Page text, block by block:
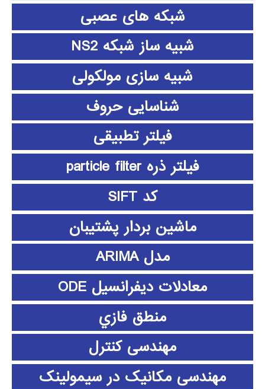
شبکه های عصبی
شبیه ساز شبکه NS2
شبیه سازی مولکولی
شناسایی حروف
فیلتر تطبیقی
فیلتر ذره particle filter
کد SIFT
ماشین بردار پشتیبان
مدل ARIMA
معادلات دیفرانسیل ODE
منطق فازي
مهندسی کنترل
مهندسی مکانیک در سیمولینک